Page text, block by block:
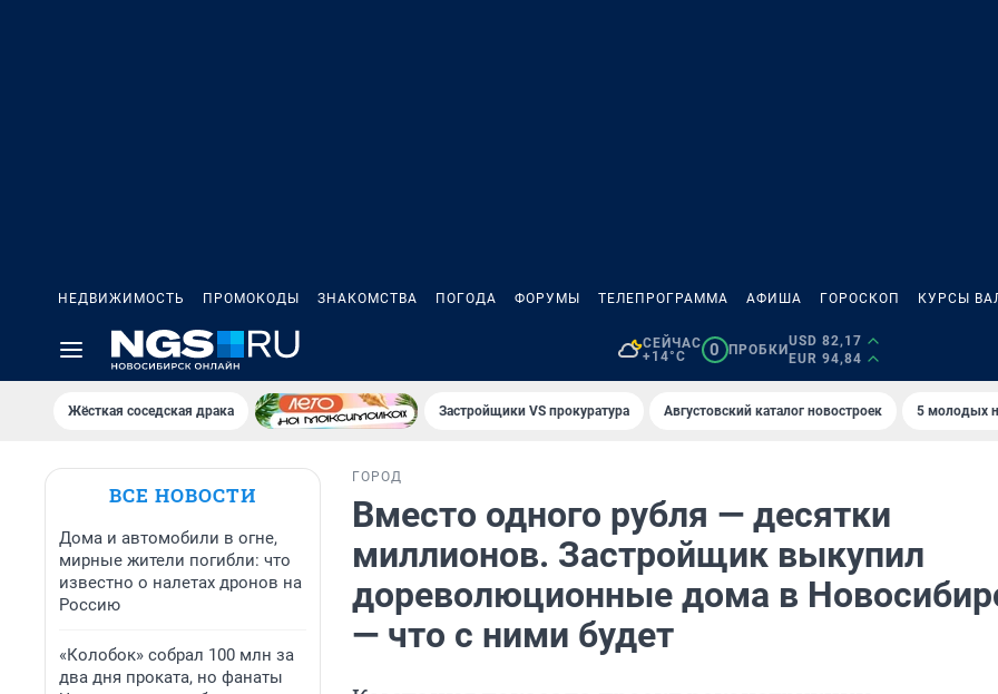
НЕДВИЖИМОСТЬ ПРОМОКОДЫ ЗНАКОМСТВА ПОГОДА ФОРУМЫ ТЕЛЕПРОГРАММА АФИША ГОРОСКОП КУРСЫ
СЕЙЧАС
+14°C
0 ПРОБКИ
USD 82,17
EUR 94,84
Жёсткая соседская драка Застройщики VS прокуратура Августовский каталог новостроек 5 молодых
ВСЕ НОВОСТИ
Дома и автомобили в огне,
мирные жители погибли: что
известно о налетах дронов на
Россию
«Колобок» собрал 100 млн за
два дня проката, но фанаты
ГОРОД
Вместо одного рубля — десятки
миллионов. Застройщик выкупил
дореволюционные дома в
— что с ними будет